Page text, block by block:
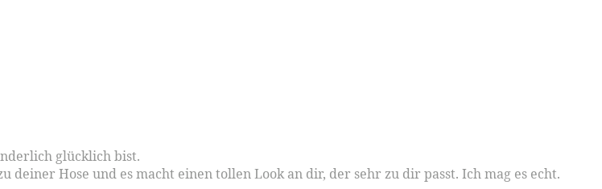
glücklich bist.
deiner Hose und es macht einen tollen Look an dir, der sehr zu dir passt. Ich mag es echt.